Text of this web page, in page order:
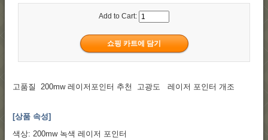
Add to Cart:
고품질 200mw 레이저포인터 추천 고광도 레이저 포인터 개조
[상품 속성]
색상: 200mw 녹색 레이저 포인터